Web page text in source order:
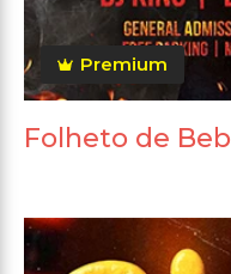
Premium
Folheto de